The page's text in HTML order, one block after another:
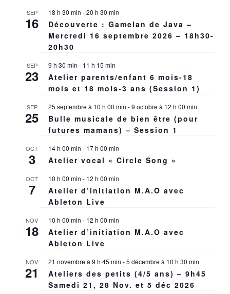
SEP
16
18 h 30 min -20 h 30 min
Découverte : Gamelan de Java –
Mercredi 16 septembre 2026 – 18h30-
20h30
SEP
23
9 h 30 min - 11 h 15 min
Atelier parents/enfant 6 mois-18
mois et 18 mois-3 ans (Session 1)
SEP
25
25 septembre à 10 h 00 min -9 octobre à 12 h 00 min
Bulle musicale de bien être (pour
futures mamans) – Session 1
OCT
3
14 h 00 min - 17 h 00 min
Atelier vocal « Circle Song »
OCT
7
10 h 00 min - 12 h 00 min
Atelier d’initiation M.A.O avec
Ableton Live
NOV
18
10 h 00 min - 12 h 00 min
Atelier d’initiation M.A.O avec
Ableton Live
NOV
21
21 novembre à 9 h 45 min -5 décembre à 10 h 30 min
Ateliers des petits (4/5 ans) – 9h45
Samedi 21, 28 Nov. et 5 déc 2026